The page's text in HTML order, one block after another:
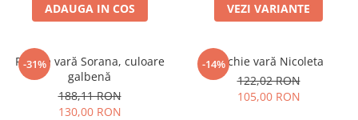
ADAUGA IN COS VEZI VARIANTE
-31%
Rochie vară Sorana, culoare
galbenă
188,11 RON
130,00 RON
-14%Rochie vară Nicoleta
122,02 RON
105,00 RON